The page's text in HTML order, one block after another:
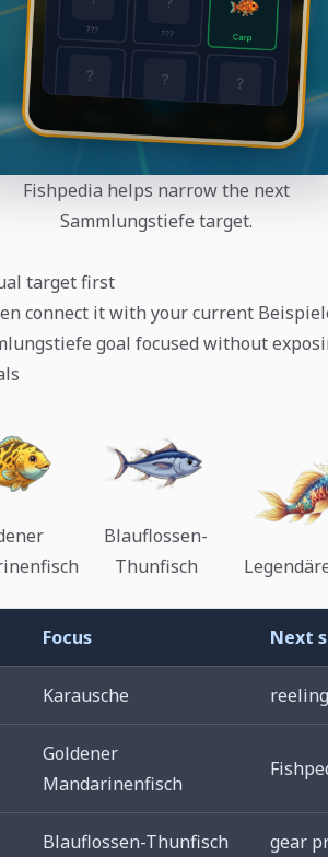
Fishpedia helps narrow the next
Sammlungstiefe target.
target first
connect it with your current
goal focused without
Blauflossen-
Thunfisch
Focus Next
Karausche
Goldener
Mandarinenfisch
Blauflossen-Thunfisch gear